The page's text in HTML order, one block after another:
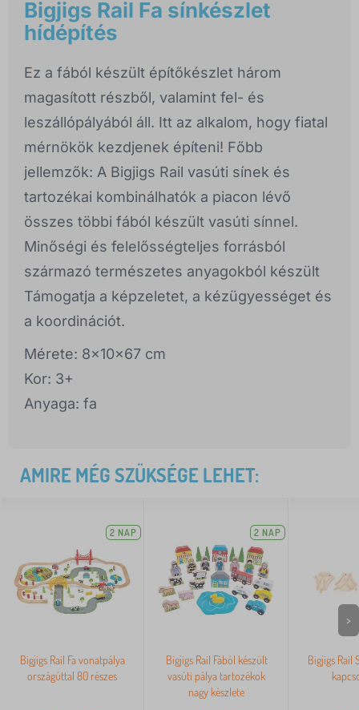
Bigjigs Rail Fa sínkészlet
hídépítés
Ez a fából készült építőkészlet három
magasított részből, valamint fel- és
leszállópályából áll. Itt az alkalom, hogy fiatal
mérnökök kezdjenek építeni! Főbb
jellemzők: A Bigjigs Rail vasúti sínek és
tartozékai kombinálhatók a piacon lévő
összes többi fából készült vasúti sínnel.
Minőségi és felelősségteljes forrásból
származó természetes anyagokból készült
Támogatja a képzeletet, a kézügyességet és
a koordinációt.
Mérete: 8x10x67 cm
Kor: 3+
Anyaga: fa
AMIRE MÉG SZÜKSÉGE LEHET:
2 NAP
Bigjigs Rail Fa vonatpálya
országúttal 80 részes
2 NAP
Bigjigs Rail Fából készült
vasúti pálya tartozékok
nagy készlete
Bigjigs Rail
>